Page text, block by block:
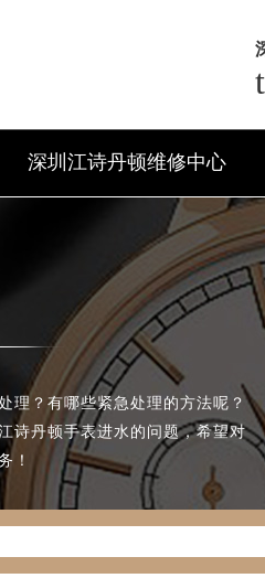
深圳江诗丹顿维修中心
理？有哪些紧急处理的方法呢？
诗丹顿手表进水的问题，希望对
！